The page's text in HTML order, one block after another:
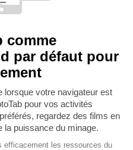
comme
par défaut pour
lorsque votre navigateur est
pour vos activités
regardez des films en
la puissance du minage.
efficacement les ressources du